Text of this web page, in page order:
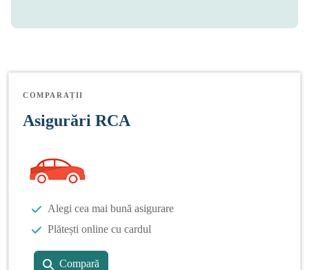
COMPARAȚII
Asigurări RCA
Alegi cea mai bună asigurare
Plătești online cu cardul
Compară